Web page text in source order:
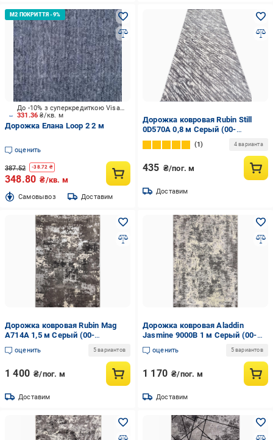
331.36₴/кв. м
До -10% з суперкредиткою Visa Вигода
Дорожка Елана Loop 2 2 м
оценить
387.52 -38.72 ₴
348.80 ₴/кв. м
Cамовывоз Доставим
Дорожка ковровая Rubin Still
0D570A 0,8 м Серый (00-
00015697)
1 4 варианта
435 ₴/пог. м
Доставим
Дорожка ковровая Rubin Mag
A714A 1,5 м Серый (00-
00026627)
оценить 5 вариантов
1 400 ₴/пог. м
Доставим
Дорожка ковровая Aladdin
Jasmine 9000B 1 м Серый (00-
00027036)
оценить 5 вариантов
1 170 ₴/пог. м
Доставим